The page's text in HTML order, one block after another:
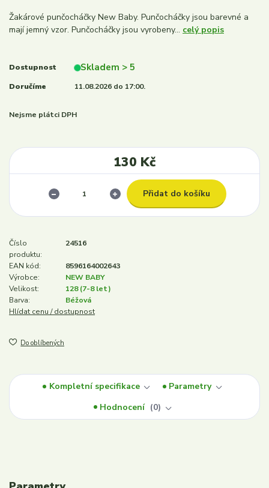
Žakárové punčocháčky New Baby. Punčocháčky jsou barevné a
mají jemný vzor. Punčocháčky jsou vyrobeny... celý popis
Dostupnost Skladem > 5
Doručíme 11.08.2026 do 17:00.
Nejsme plátci DPH
130 Kč
Přidat do košíku
Číslo
produktu:
24516
EAN kód:
8596164002643
Výrobce:
NEW BABY
Velikost:
128 (7-8 let)
Barva:
Béžová
Hlídat cenu / dostupnost
Do oblíbených
Kompletní specifikace
Parametry
Hodnocení
0